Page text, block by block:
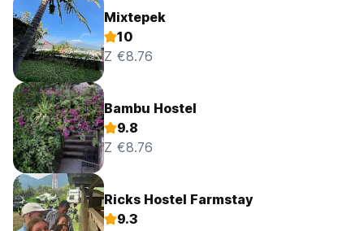
Mixtepek
10
Z €8.76
Bambu Hostel
9.8
Z €8.76
Ricks Hostel Farmstay
9.3